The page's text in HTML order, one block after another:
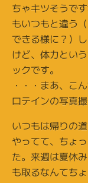
ちゃキツそうで
もいつもと違う
できる様に？）
けど、体力とい
ックです。
・・・まあ、こ
ロテインの写真
いつもは帰りの
やってて、ちょ
た。来週は夏休
も取るなんてち